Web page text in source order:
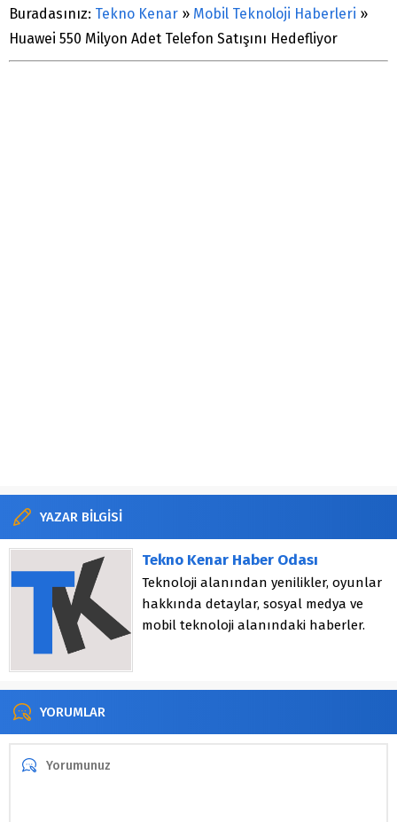
Buradasınız: Tekno Kenar » Mobil Teknoloji Haberleri »
Huawei 550 Milyon Adet Telefon Satışını Hedefliyor
YAZAR BİLGİSİ
Tekno Kenar Haber Odası
Teknoloji alanından yenilikler, oyunlar
hakkında detaylar, sosyal medya ve
mobil teknoloji alanındaki haberler.
YORUMLAR